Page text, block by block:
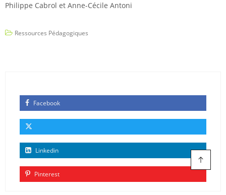
Philippe Cabrol et Anne-Cécile Antoni
Ressources Pédagogiques
Facebook
Linkedin
Pinterest